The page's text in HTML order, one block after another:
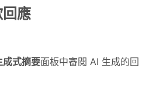
應
成式摘要面板中審閱 AI 生成的回